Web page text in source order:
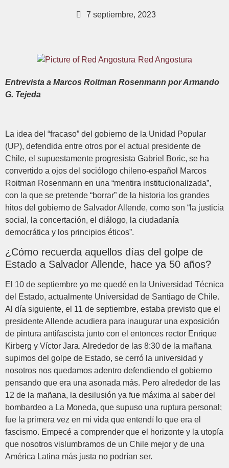
7 septiembre, 2023
Red Angostura
Entrevista a Marcos Roitman Rosenmann por Armando
G. Tejeda
La idea del “fracaso” del gobierno de la Unidad Popular
(UP), defendida entre otros por el actual presidente de
Chile, el supuestamente progresista Gabriel Boric, se ha
convertido a ojos del sociólogo chileno-español Marcos
Roitman Rosenmann en una “mentira institucionalizada”,
con la que se pretende “borrar” de la historia los grandes
hitos del gobierno de Salvador Allende, como son “la justicia
social, la concertación, el diálogo, la ciudadanía
democrática y los principios éticos”.
¿Cómo recuerda aquellos días del golpe de
Estado a Salvador Allende, hace ya 50 años?
El 10 de septiembre yo me quedé en la Universidad Técnica
del Estado, actualmente Universidad de Santiago de Chile.
Al día siguiente, el 11 de septiembre, estaba previsto que el
presidente Allende acudiera para inaugurar una exposición
de pintura antifascista junto con el entonces rector Enrique
Kirberg y Víctor Jara. Alrededor de las 8:30 de la mañana
supimos del golpe de Estado, se cerró la universidad y
nosotros nos quedamos adentro defendiendo el gobierno
pensando que era una asonada más. Pero alrededor de las
12 de la mañana, la desilusión ya fue máxima al saber del
bombardeo a La Moneda, que supuso una ruptura personal;
fue la primera vez en mi vida que entendí lo que era el
fascismo. Empecé a comprender que el horizonte y la utopía
que nosotros vislumbramos de un Chile mejor y de una
América Latina más justa no podrían ser.